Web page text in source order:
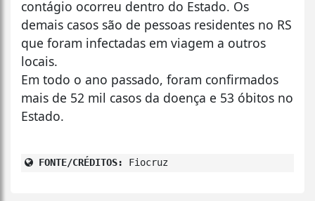
contágio ocorreu dentro do Estado. Os
demais casos são de pessoas residentes no RS
que foram infectadas em viagem a outros
locais.
Em todo o ano passado, foram confirmados
mais de 52 mil casos da doença e 53 óbitos no
Estado.
FONTE/CRÉDITOS: Fiocruz